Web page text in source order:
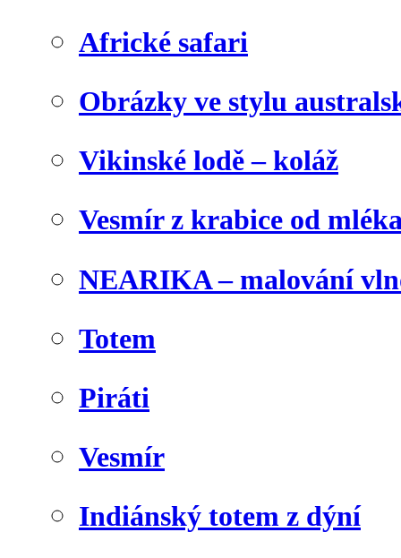
Africké safari
Obrázky ve stylu
Vikinské lodě – koláž
Vesmír z krabice od
NEARIKA – malování
Totem
Piráti
Vesmír
Indiánský totem z dýní